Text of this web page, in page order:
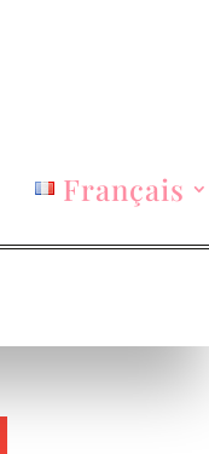
Français